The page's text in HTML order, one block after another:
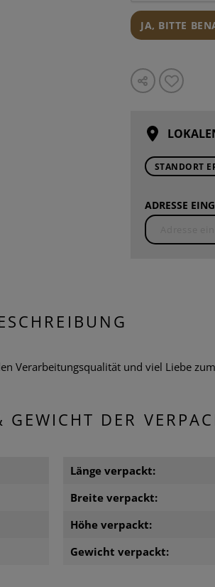
JA, BITTE
STANDORT
ADRESSE
Verarbeitungsqualität und viel Liebe
DER
Länge verpackt:
Breite verpackt:
Höhe verpackt:
Gewicht verpackt: